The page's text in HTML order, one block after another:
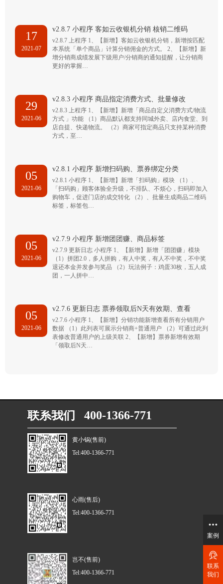
17
2021-07
v2.8.7 小程序 客如云收银机分销 核销二维码
v2.8.7 上程序 1、【新增】客如云收银机分销，新增按匹配
本系统「单个商品」计算分销佣金的方式。 2、【新增】新
增分销商成绩发展下级用户/分销商的通知提醒，让分销商
更好的掌握…
29
2021-06
v2.8.3 小程序 商品指定消费方式、批量修改
v2.8.3 上程序 1、【新增】新增「商品自定义消费方式/物流
方式 」功能 （1）商品默认都支持同城外卖、店内食堂、到
店自提、快递物流。 （2）商家可指定商品只支持某种消费
方式，至…
05
2021-06
v2.8.1 小程序 新增扫码购、票券绑定分类
v2.8.1 小程序 1、【新增】新增「扫码购」模块 （1）、
「扫码购」顾客体验全升级，不排队、不烦心，扫码即加入
购物车，促进门店的成交转化 （2）、批量生成商品二维码
标签，标签包…
05
2021-06
v2.7.9 小程序 新增团团赚、商品标签
v2.7.9 更新日志 小程序 1、【新增】新增「团团赚」模块
（1）拼团2.0，多人拼购，有人中奖，有人不中奖，不中奖
退还本金并发参与奖品 （2）玩法例子：鸡蛋30枚，五人成
团，一人拼中…
05
2021-06
v2.7.6 更新日志 票券领取后N天有效期、查看
v2.7.6 小程序 1、【新增】分销功能新增查看所有分销用户
数据 （1）此列表可展示分销商+普通用户 （2）可通过此列
表修改普通用户的上级关联 2、【新增】票券新增有效期
「领取后N天…
联系我们 400-1366-771
黄小锅(售前)
Tel:400-1366-771
心雨(售后)
Tel:400-1366-771
岂不(售前)
Tel:400-1366-771
案例
联系
我们